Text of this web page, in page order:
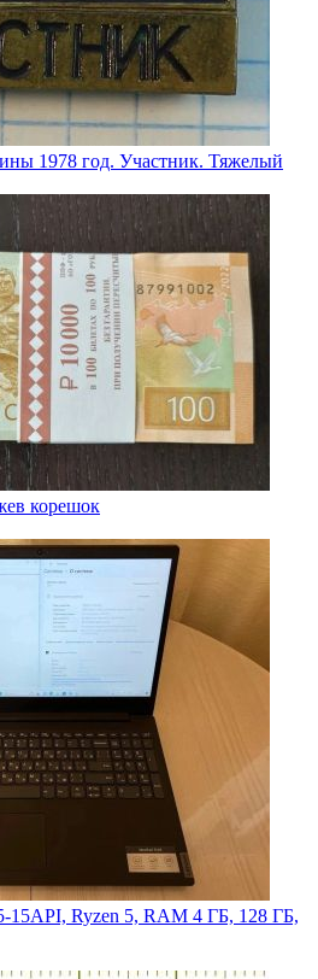
1978 год. Участник. Тяжелый
корешок
15API, Ryzen 5, RAM 4 ГБ, 128 ГБ,